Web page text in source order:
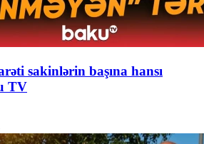
sakinlərin başına hansı
TV